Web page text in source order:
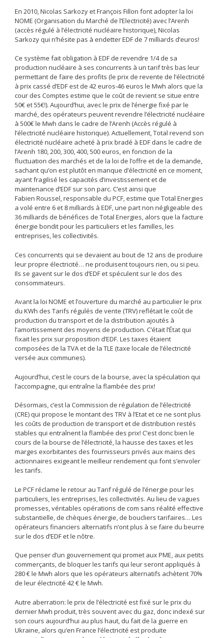
En 2010, Nicolas Sarkozy et François Fillon font adopter la loi
NOME (Organisation du Marché de l’Electricité) avec l’Arenh
(accès régulé à l’électricité nucléaire historique), Nicolas
Sarkozy qui n’hésite pas à endetter EDF de 7 milliards d’euros!
Ce système fait obligation à EDF de revendre 1/4 de sa
production nucléaire à ses concurrents à un tarif très bas leur
permettant de faire des profits (le prix de revente de l’électricité
à prix cassé d’EDF est de 42 euros-46 euros le Mwh alors que la
cour des Comptes estime que le coût de revient se situe entre
50€ et 55€!). Aujourd’hui, avec le prix de l’énergie fixé par le
marché, des opérateurs peuvent revendre l’électricité nucléaire
à 500€ le Mwh dans le cadre de l’Arenh (Accès régulé à
l’électricité nucléaire historique). Actuellement, Total revend son
électricité nucléaire acheté à prix bradé à EDF dans le cadre de
l’Arenh 180, 200, 300, 400, 500 euros, en fonction de la
fluctuation des marchés et de la loi de l’offre et de la demande,
sachant qu’on est plutôt en manque d’électricité en ce moment,
ayant fragilisé les capacités d’investissement et de
maintenance d’EDF sur son parc. C’est ainsi que
Fabien Roussel, responsable du PCF, estime que Total Energies
a volé entre 6 et 8 milliards à EDF, une part non négligeable des
36 milliards de bénéfices de Total Energies, alors que la facture
énergie bondit pour les particuliers et les familles, les
entreprises, les collectivités.
Ces concurrents qui se devaient au bout de 12 ans de produire
leur propre électricité… ne produisent toujours rien, ou si peu.
Ils se gavent sur le dos d’EDF et spéculent sur le dos des
consommateurs.
Avant la loi NOME et l’ouverture du marché au particulier le prix
du KWh des Tarifs régulés de vente (TRV) reflétait le coût de
production du transport et de la distribution ajoutés à
l’amortissement des moyens de production. C’était l’État qui
fixait les prix sur proposition d’EDF. Les taxes étaient
composées de la TVA et de la TLE (taxe locale de l’électricité
versée aux communes).
Aujourd’hui, c’est le cours de la bourse, avec la spéculation qui
l’accompagne, qui entraîne la flambée des prix!
Désormais, c’est la Commission de régulation de l’électricité
(CRE) qui propose le montant des TRV à l’Etat et ce ne sont plus
les coûts de production de transport et de distribution restés
stables qui entraînent la flambée des prix! C’est donc bien le
cours de la bourse de l’électricité, la hausse des taxes et les
marges exorbitantes des fournisseurs privés aux mains des
actionnaires exigeant le meilleur rendement qui font s’envoler
les tarifs.
Le PCF réclame le retour au Tarif régulé de l’énergie pour les
particuliers, les entreprises, les collectivités. Au lieu de vagues
promesses, véritables opérations de com sans réalité effective
substantielle, de chèques énergie, de boucliers tarifaires… Les
opérateurs financiers alternatifs n’ont plus à se faire du beurre
sur le dos d’EDF et le nôtre.
Que penser d’un gouvernement qui promet aux PME, aux petits
commerçants, de bloquer les tarifs qui leur seront appliqués à
280 € le Mwh alors que les opérateurs alternatifs achètent 70%
de leur électricité 42 € le Mwh.
Autre aberration: le prix de l’électricité est fixé sur le prix du
dernier Mwh produit, très souvent avec du gaz, donc indexé sur
son cours aujourd’hui au plus haut, du fait de la guerre en
Ukraine, alors qu’en France l’électricité est produite